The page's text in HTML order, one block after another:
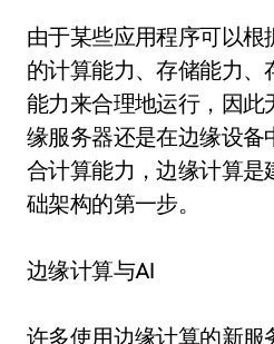
由于某些应用程序可以
的计算能力、存储能力、
能力来合理地运行，因此
缘服务器还是在边缘设备
合计算能力，边缘计算是
础架构的第一步。
边缘计算与AI
许多使用边缘计算的新服